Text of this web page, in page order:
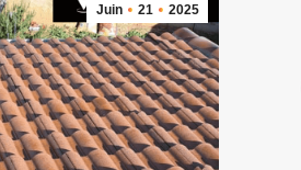
Juin 21 2025